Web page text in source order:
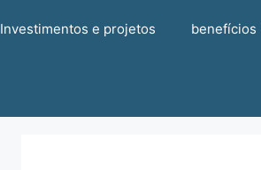
Investimentos e projetos benefícios